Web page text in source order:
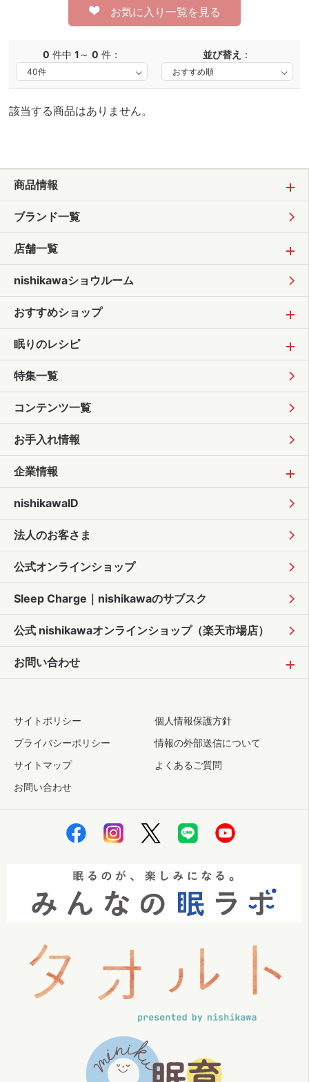
お気に入り一覧を見る
0 件中1 ～0 件： 並び替え ：
該当する商品はありません。
商品情報
ブランド一覧
店舗一覧
nishikawaショウルーム
おすすめショップ
眠りのレシピ
特集一覧
コンテンツ一覧
お手入れ情報
企業情報
nishikawaID
法人のお客さま
公式オンラインショップ
Sleep Charge｜ nishikawaのサブスク
公式 nishikawaオンラインショップ（楽天市場店）
お問い合わせ
サイトポリシー
個人情報保護方針
プライバシーポリシー
情報の外部送信について
サイトマップ
よくあるご質問
お問い合わせ